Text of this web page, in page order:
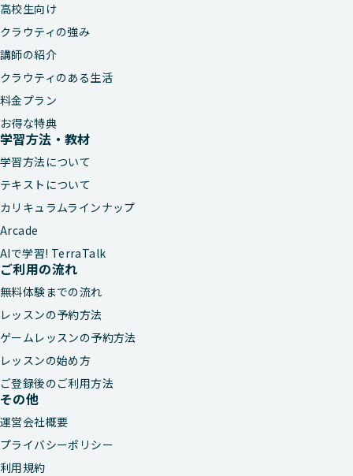
高校生向け
クラウティの強み
講師の紹介
クラウティのある生活
料金プラン
お得な特典
学習方法・教材
学習方法について
テキストについて
カリキュラムラインナップ
Arcade
AIで学習! TerraTalk
ご利用の流れ
無料体験までの流れ
レッスンの予約方法
ゲームレッスンの予約方法
レッスンの始め方
ご登録後のご利用方法
その他
運営会社概要
プライバシーポリシー
利用規約